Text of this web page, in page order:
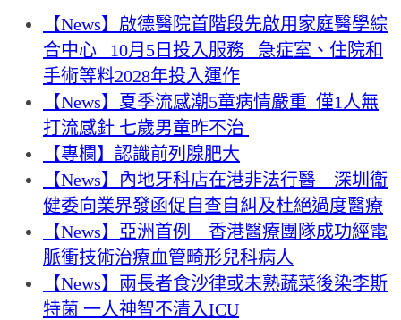
【News】啟德醫院首階段先啟用家庭醫學綜
合中心 10月5日投入服務 急症室、住院和
手術等料2028年投入運作
【News】夏季流感潮5童病情嚴重 僅1人無
打流感針 七歲男童昨不治
【專欄】認識前列腺肥大
【News】內地牙科店在港非法行醫 深圳衞
健委向業界發函促自查自糾及杜絕過度醫療
【News】亞洲首例 香港醫療團隊成功經電
脈衝技術治療血管畸形兒科病人
【News】兩長者食沙律或未熟蔬菜後染李斯
特菌 一人神智不清入ICU